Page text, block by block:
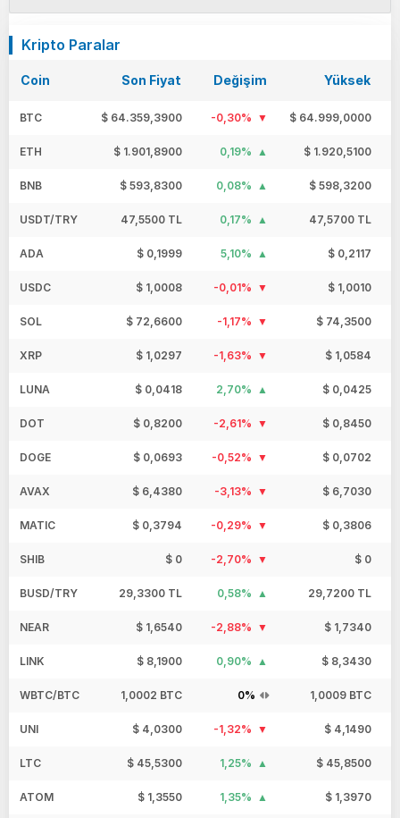
Kripto Paralar
Coin Son Fiyat Değişim Yüksek
BTC $ 64.359,3900 -0,30% $ 64.999,0000
ETH $ 1.901,8900 0,19% $ 1.920,5100
BNB $ 593,8300 0,08% $ 598,3200
USDT/TRY 47,5500 TL 0,17% 47,5700 TL
ADA $ 0,1999 5,10% $ 0,2117
USDC $ 1,0008 -0,01% $ 1,0010
SOL $ 72,6600 -1,17% $ 74,3500
XRP $ 1,0297 -1,63% $ 1,0584
LUNA $ 0,0418 2,70% $ 0,0425
DOT $ 0,8200 -2,61% $ 0,8450
DOGE $ 0,0693 -0,52% $ 0,0702
AVAX $ 6,4380 -3,13% $ 6,7030
MATIC $ 0,3794 -0,29% $ 0,3806
SHIB $ 0 -2,70% $ 0
BUSD/TRY 29,3300 TL 0,58% 29,7200 TL
NEAR $ 1,6540 -2,88% $ 1,7340
LINK $ 8,1900 0,90% $ 8,3430
WBTC/BTC 1,0002 BTC 0% 1,0009 BTC
UNI $ 4,0300 -1,32% $ 4,1490
LTC $ 45,5300 1,25% $ 45,8500
ATOM $ 1,3550 1,35% $ 1,3970